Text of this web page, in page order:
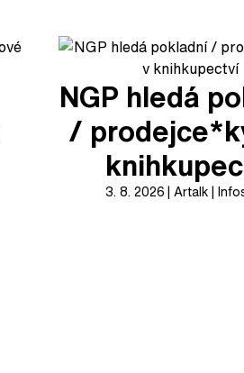
NGP hledá
/
3. 8. 2026 Artalk